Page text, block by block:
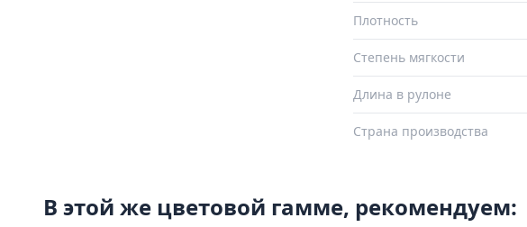
Плотность
Степень мягкости
Длина в рулоне
Страна производства
В этой же цветовой гамме, рекомендуем: